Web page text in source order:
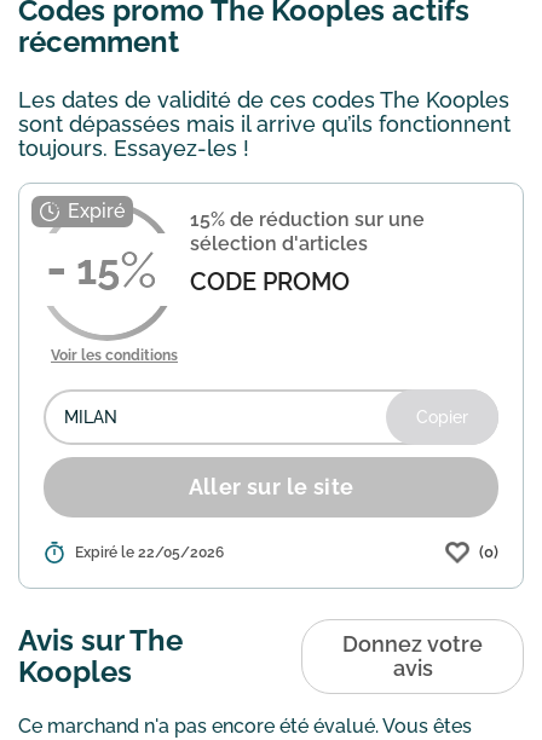
Codes promo The Kooples actifs
récemment
Les dates de validité de ces codes The Kooples
sont dépassées mais il arrive qu’ils fonctionnent
toujours. Essayez-les !
15
15% de réduction sur une
sélection d'articles
CODE PROMO
Voir les conditions
Copier
Aller sur le site
Détails : The Kooples propose une offre
Pour en bénéficier, appliquez le code
promo "MILAN" lors de v...En savoir plus
Expiré le 22/05/2026 (0)
Avis sur The
Kooples
Donnez votre
avis
Ce marchand n'a pas encore été évalué. Vous êtes